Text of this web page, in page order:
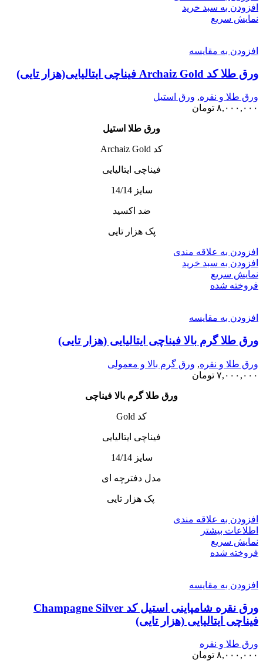
افزودن به سبد خرید
نمایش سریع
افزودن به مقایسه
ورق طلا کد Archaiz Gold فیناچی ایتالیایی(هزار تایی)
ورق طلا و نقره, ورق استیل
۸,۰۰۰,۰۰۰ تومان
ورق طلا استیل
کد Archaiz Gold
فیناچی ایتالیایی
سایز 14/14
ضد اکسید
پک هزار تایی
افزودن به علاقه مندی
افزودن به سبد خرید
نمایش سریع
فروخته شده
افزودن به مقایسه
ورق طلا گرم بالا فیناچی ایتالیایی (هزار تایی)
ورق طلا و نقره, ورق گرم بالا و معمولی
۷,۰۰۰,۰۰۰ تومان
ورق طلا گرم بالا فیناچی
کد Gold
فیناچی ایتالیایی
سایز 14/14
مدل دفترچه ای
پک هزار تایی
افزودن به علاقه مندی
اطلاعات بیشتر
نمایش سریع
فروخته شده
افزودن به مقایسه
ورق نقره شامپاینی استیل کد Champagne Silver
فیناچی ایتالیایی (هزار تایی)
ورق طلا و نقره
۸,۰۰۰,۰۰۰ تومان